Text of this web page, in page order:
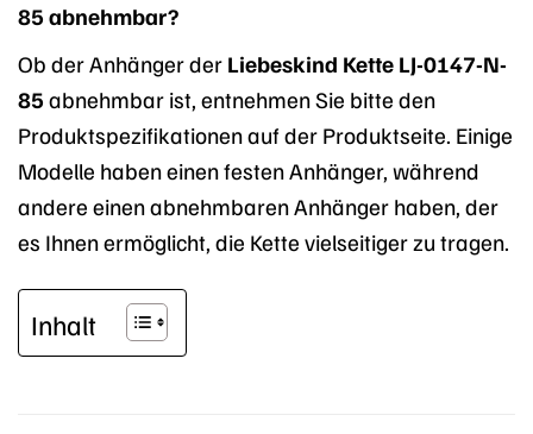
85 abnehmbar?
Ob der Anhänger der Liebeskind Kette LJ-0147-N-
85 abnehmbar ist, entnehmen Sie bitte den
Produktspezifikationen auf der Produktseite. Einige
Modelle haben einen festen Anhänger, während
andere einen abnehmbaren Anhänger haben, der
es Ihnen ermöglicht, die Kette vielseitiger zu tragen.
Inhalt